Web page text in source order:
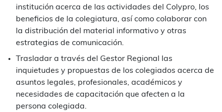
institución acerca de las actividades del Colypro, los
beneficios de la colegiatura, así como colaborar con
la distribución del material informativo y otras
estrategias de comunicación.
Trasladar a través del Gestor Regional las
inquietudes y propuestas de los colegiados acerca de
asuntos legales, profesionales, académicos y
necesidades de capacitación que afecten a la
persona colegiada.